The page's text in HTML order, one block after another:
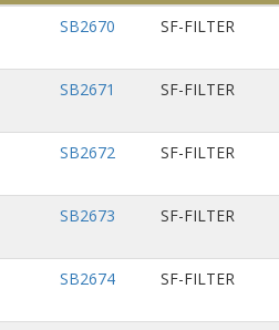
SB2670 SF-FILTER
SB2671 SF-FILTER
SB2672 SF-FILTER
SB2673 SF-FILTER
SB2674 SF-FILTER